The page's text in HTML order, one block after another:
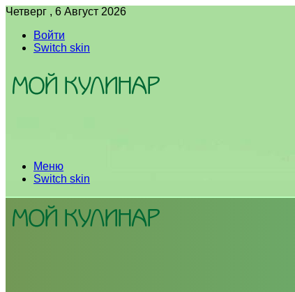
Четверг , 6 Август 2026
Войти
Switch skin
Меню
Switch skin